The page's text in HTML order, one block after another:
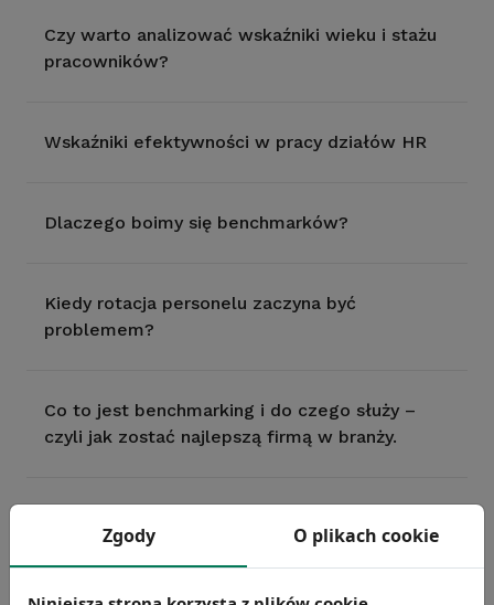
Czy warto analizować wskaźniki wieku i stażu
pracowników?
Wskaźniki efektywności w pracy działów HR
Dlaczego boimy się benchmarków?
Kiedy rotacja personelu zaczyna być
problemem?
Co to jest benchmarking i do czego służy –
czyli jak zostać najlepszą firmą w branży.
pracowników?
Zgody O plikach cookie